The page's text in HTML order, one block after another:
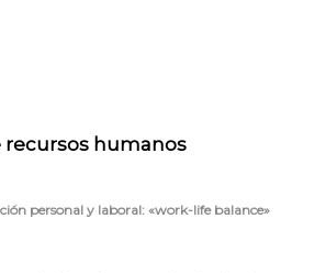
recursos humanos
personal y laboral: «work-life balance»